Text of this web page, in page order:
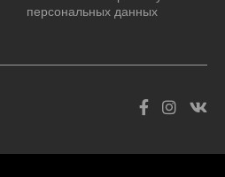
персональных данных